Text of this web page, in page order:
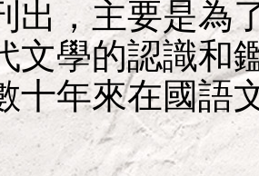
出，主要是為
文學的認識和
十年來在國語